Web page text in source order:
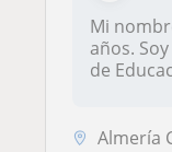
Mi
años.
de
Almería